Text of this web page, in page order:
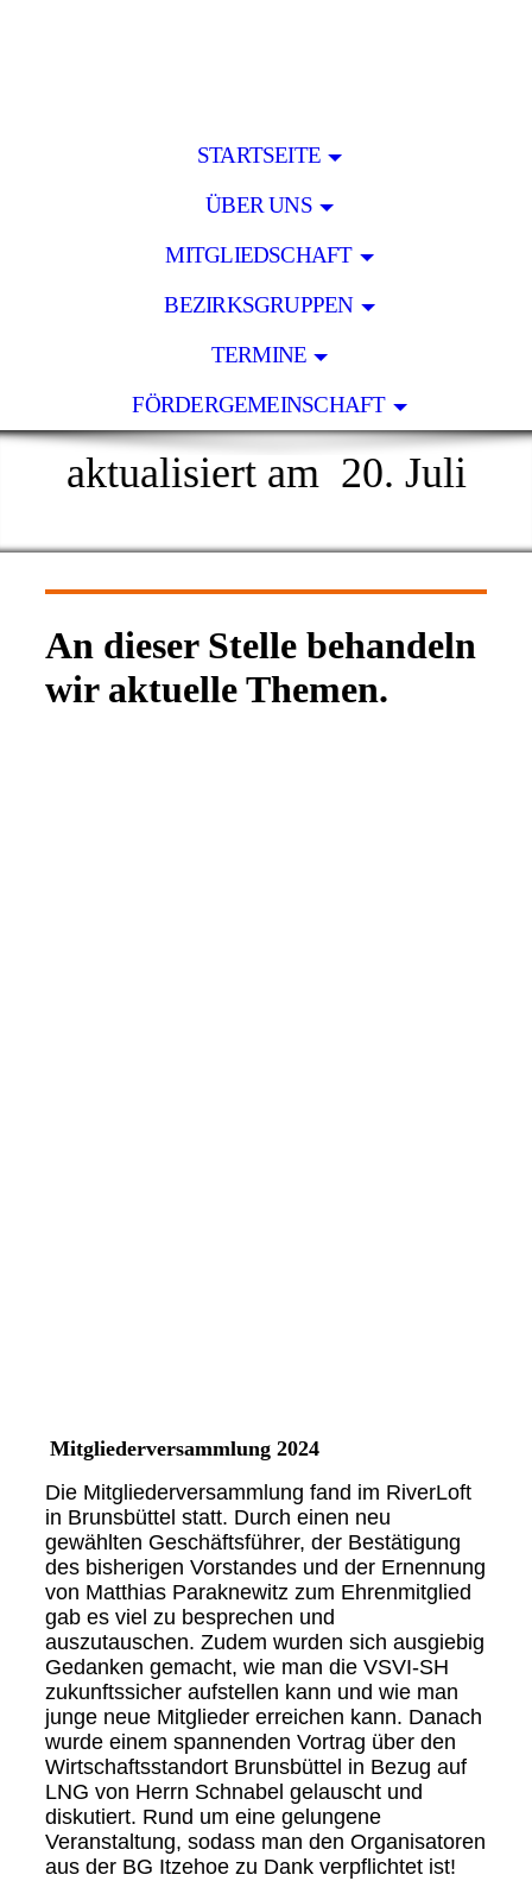
STARTSEITE
ÜBER UNS
MITGLIEDSCHAFT
BEZIRKSGRUPPEN
TERMINE
FÖRDERGEMEINSCHAFT
aktualisiert am 20. Juli
An dieser Stelle behandeln
wir aktuelle Themen.
Mitgliederversammlung 2024
Die Mitgliederversammlung fand im RiverLoft
in Brunsbüttel statt. Durch einen neu
gewählten Geschäftsführer, der Bestätigung
des bisherigen Vorstandes und der Ernennung
von Matthias Paraknewitz zum Ehrenmitglied
gab es viel zu besprechen und
auszutauschen. Zudem wurden sich ausgiebig
Gedanken gemacht, wie man die VSVI-SH
zukunftssicher aufstellen kann und wie man
junge neue Mitglieder erreichen kann. Danach
wurde einem spannenden Vortrag über den
Wirtschaftsstandort Brunsbüttel in Bezug auf
LNG von Herrn Schnabel gelauscht und
diskutiert. Rund um eine gelungene
Veranstaltung, sodass man den Organisatoren
aus der BG Itzehoe zu Dank verpflichtet ist!